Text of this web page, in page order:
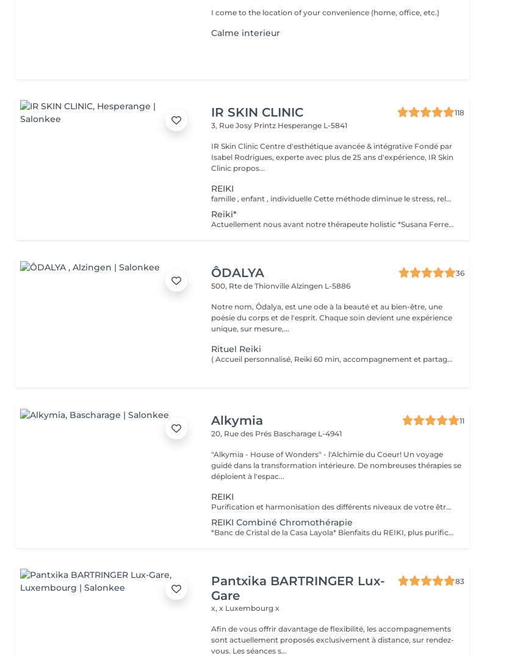
I come to the location of your convenience (home, office, etc.)
Calme interieur
IR SKIN CLINIC
118
3, Rue Josy Printz Hesperange L-5841
IR Skin Clinic Centre d'esthétique avancée & intégrative Fondé par
Isabel Rodrigues, experte avec plus de 25 ans d'expérience, IR Skin
Clinic propos...
REIKI
famille , enfant , individuelle Cette méthode diminue le stress, relâche les blocages émotionnels, calme les douleurs physiques, et vous amener à un bien-être général, ainsi qu'une paix intérieure. Libère les blocages énergétiques, renforce le système immunitaire, atténue la douleur et élimine les toxines du corps
Reiki*
Actuellement nous avant notre thérapeute holistic *Susana Ferreira, qui vient 1x par mois , téléphoner pour prendre rdv . famille , enfant , individuelle Libère les blocages énergétiques, renforce le système immunitaire, atténue la douleur et élimine les toxines du corps.
ÔDALYA
36
500, Rte de ThionvilleAlzingen L-5886
Notre nom, Ôdalya, est une ode à la beauté et au bien-être, une
poésie du corps et de l'esprit. Chaque soin devient une expérience
unique, sur mesure,...
Rituel Reiki
( Accueil personnalisé, Reiki 60 min, accompagnement et partage ) Soin énergétique d'origine japonaise qui permet de faire circuler et d'harmoniser l'énergie du corps. Le Reiki aide à apaiser le corps et l'esprit, favorise la relaxation, contribue à améliorer le sommeil, calme les tensions.
Alkymia
11
20, Rue des Prés Bascharage L-4941
"Alkymia - House of Wonders" - l'Alchimie du Coeur! Un voyage
guidé dans la transformation intérieure. De nombreuses thérapies se
déploient à l'espac...
REIKI
Purification et harmonisation des différents niveaux de votre être physique, émotionnel, mental et spirituel.
REIKI Combiné Chromothérapie
*Banc de Cristal de la Casa Layola* Bienfaits du REIKI, plus purification des corps subtils de l'Être dans sa globalité, permet une meilleure connexion à soi, une relaxation intense, un meilleur ancrage et une clarté d'esprit...
Pantxika BARTRINGER Lux-
Gare
83
x, x Luxembourg x
Afin de vous offrir davantage de flexibilité, les accompagnements
sont actuellement proposés exclusivement à distance, sur rendez-
vous. Les séances s...